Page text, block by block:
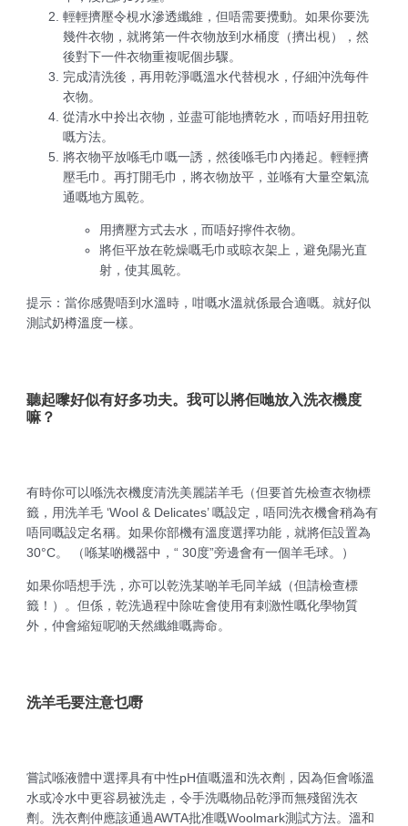
輕輕擠壓令梘水滲透纖維，但唔需要攪動。如果你要洗
幾件衣物，就將第一件衣物放到水桶度（擠出梘），然
後對下一件衣物重複呢個步驟。
完成清洗後，再用乾淨嘅溫水代替梘水，仔細沖洗每件
衣物。
從清水中拎出衣物，並盡可能地擠乾水，而唔好用扭乾
嘅方法。
將衣物平放喺毛巾嘅一誘，然後喺毛巾內捲起。輕輕擠
壓毛巾。再打開毛巾，將衣物放平，並喺有大量空氣流
通嘅地方風乾。
用擠壓方式去水，而唔好擰件衣物。
將佢平放在乾燥嘅毛巾或晾衣架上，避免陽光直
射，使其風乾。
提示：當你感覺唔到水溫時，咁嘅水溫就係最合適嘅。就好似
測試奶樽溫度一樣。
聽起嚟好似有好多功夫。我可以將佢哋放入洗衣機度
嘛？
有時你可以喺洗衣機度清洗美麗諾羊毛（但要首先檢查衣物標
籤，用洗羊毛 ‘Wool & Delicates’ 嘅設定，唔同洗衣機會稍為有
唔同嘅設定名稱。如果你部機有溫度選擇功能，就將佢設置為
30°C。 （喺某啲機器中，“ 30度”旁邊會有一個羊毛球。）
如果你唔想手洗，亦可以乾洗某啲羊毛同羊絨（但請檢查標
籤！）。但係，乾洗過程中除咗會使用有刺激性嘅化學物質
外，仲會縮短呢啲天然纖維嘅壽命。
洗羊毛要注意乜嘢
嘗試喺液體中選擇具有中性pH值嘅溫和洗衣劑，因為佢會喺溫
水或冷水中更容易被洗走，令手洗嘅物品乾淨而無殘留洗衣
劑。洗衣劑仲應該通過AWTA批准嘅Woolmark測試方法。溫和